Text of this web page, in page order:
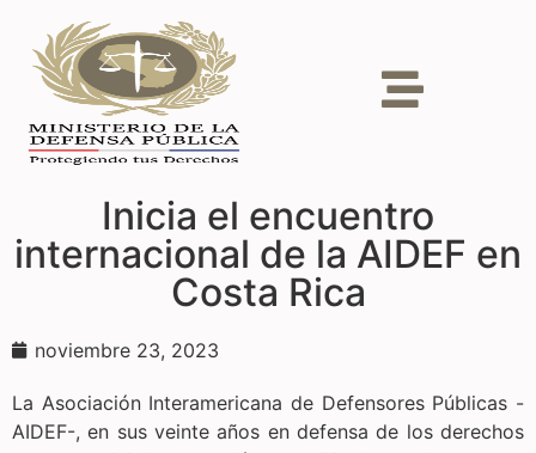
Inicia el encuentro
internacional de la AIDEF en
Costa Rica
noviembre 23, 2023
La Asociación Interamericana de Defensores Públicas -
AIDEF-, en sus veinte años en defensa de los derechos